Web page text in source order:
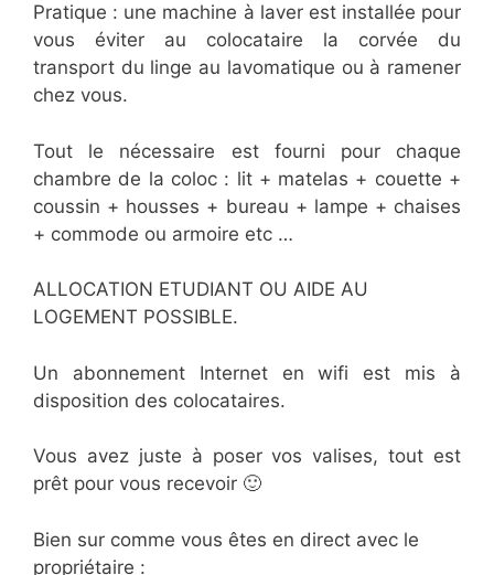
Pratique : une machine à laver est installée pour
vous éviter au colocataire la corvée du
transport du linge au lavomatique ou à ramener
chez vous.
Tout le nécessaire est fourni pour chaque
chambre de la coloc : lit + matelas + couette +
coussin + housses + bureau + lampe + chaises
+ commode ou armoire etc …
ALLOCATION ETUDIANT OU AIDE AU
LOGEMENT POSSIBLE.
Un abonnement Internet en wifi est mis à
disposition des colocataires.
Vous avez juste à poser vos valises, tout est
prêt pour vous recevoir 🙂
Bien sur comme vous êtes en direct avec le
propriétaire :